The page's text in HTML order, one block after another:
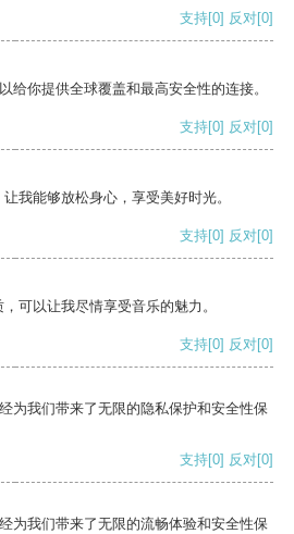
支持[0] 反对[0]
给你提供全球覆盖和最高安全性的连接。
支持[0] 反对[0]
我能够放松身心，享受美好时光。
支持[0] 反对[0]
可以让我尽情享受音乐的魅力。
支持[0] 反对[0]
为我们带来了无限的隐私保护和安全性保
支持[0] 反对[0]
为我们带来了无限的流畅体验和安全性保